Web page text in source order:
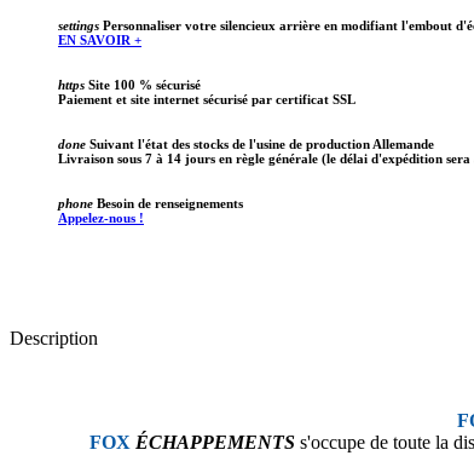
settings Personnaliser votre silencieux arrière en modifiant l'embout
EN SAVOIR +
https Site 100 % sécurisé
Paiement et site internet sécurisé par certificat SSL
done Suivant l'état des stocks de l'usine de production Allemande
Livraison sous 7 à 14 jours en règle générale (le délai d'expédition
phone Besoin de renseignements
Appelez-nous !
Description
FOX ÉCHAPPEMENTS s'occupe de toute la